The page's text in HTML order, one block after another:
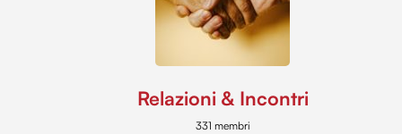
Relazioni & Incontri
331 membri